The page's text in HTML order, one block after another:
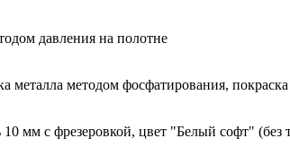
давления на полотне
металла методом фосфатирования,
мм с фрезеровкой, цвет "Белый софт" (без